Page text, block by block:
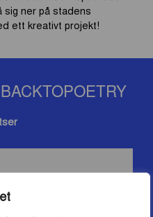
sig ner på stadens
ett kreativt projekt!